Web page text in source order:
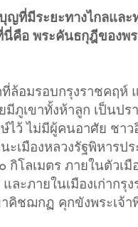
ญที่มีระยะทางไกลแ
คือ พระคันธกุฎีของพ
อมรอบกรุงราชคฤห์
ภูเขาทั้งห้าลูก เป็นป
ว้ ไม่มีผู้คนอาศัย ชาว
ะเมืองหลวงรัฐพิหาร
โลเมตร ภายในตัวเมื
ะภายในเมืองเก่ากรุ
ชฌกฏ คุกขังพระเจ้า